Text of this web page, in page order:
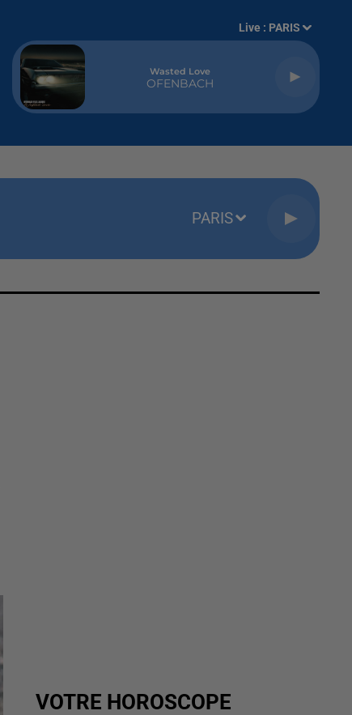
Live : PARIS
Wasted Love
OFENBACH
PARIS
VOTRE HOROSCOPE